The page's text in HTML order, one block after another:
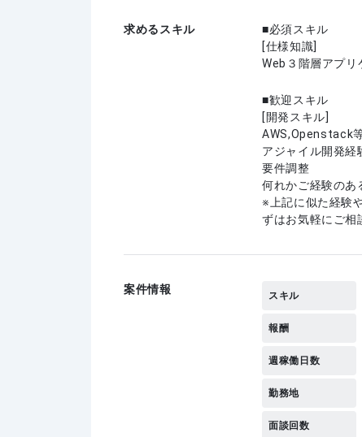
求めるスキル
必須スキル
[仕様知識]
Web３階層アプリ
歓迎スキル
[開発スキル]
AWS,Openstack
アジャイル開発経
要件調整
何れかご経験のあ
上記に似た経験
ずはお気軽にご相
案件情報 スキル
報酬
週稼働日数
勤務地
面談回数